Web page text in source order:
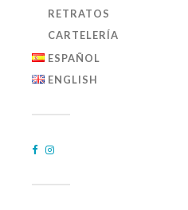
RETRATOS
CARTELERÍA
ESPAÑOL
ENGLISH